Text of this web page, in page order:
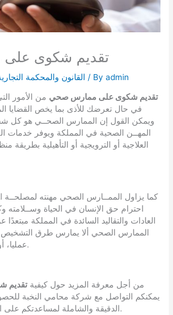
تقديم شكوى
القانون والمحكمة / Byadmin
تقديم شكوى على ممارس صحي من الأمور
في حال تعرضك للأذى بما يخص القضايا
ويمكن القول إن الممارس الصحــي هو كل
المهــن الصحية في المملكة ويوفر خدمات
العلاجية أو الترويجية أو التأهيلية بطريقة
كما يزاول الممــارس الصحي مهنته لمصلحــة
احترام حق الإنسان في الحياة وســلامته
العادات والتقاليد السائدة في المملكة
الممارس الصحي ألا يمارس طرق التشخيص
عمليا، أو المحظورة في المملكة.
من أجل معرفة المزيد حول كيفية تقديم
يمكنكم التواصل مع شركة محامي النخبة
الدقيقة والشاملة لمساعدتكم على التصرف بالشكل الصحيح.